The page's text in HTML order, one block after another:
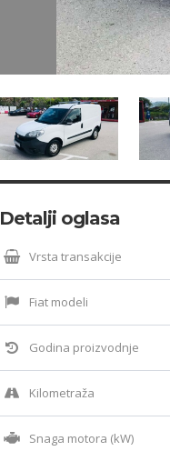
Detalji oglasa
Vrsta transakcije
Fiat modeli
Godina proizvodnje
Kilometraža
Snaga motora (kW)